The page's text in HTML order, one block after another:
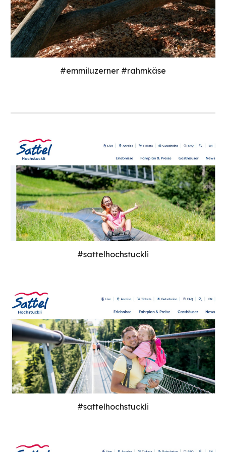
#emmiluzerner #rahmkäse
#sattelhochstuckli
#sattelhochstuckli